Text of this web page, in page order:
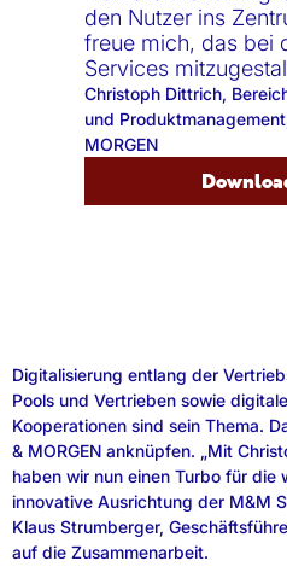
den Nutzer ins
freue mich, das bei
Services
Christoph Dittrich,
und
MORGEN
Digitalisierung entlang der
Pools und Vertrieben sowie
Kooperationen sind sein Thema.
& MORGEN anknüpfen. „Mit
haben wir nun einen Turbo für die
innovative Ausrichtung der M&M
Klaus Strumberger,
auf die Zusammenarbeit.